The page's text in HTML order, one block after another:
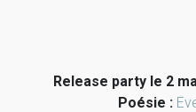
Release party le 2
Poésie :